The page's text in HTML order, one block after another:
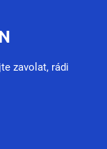
zavolat, rádi